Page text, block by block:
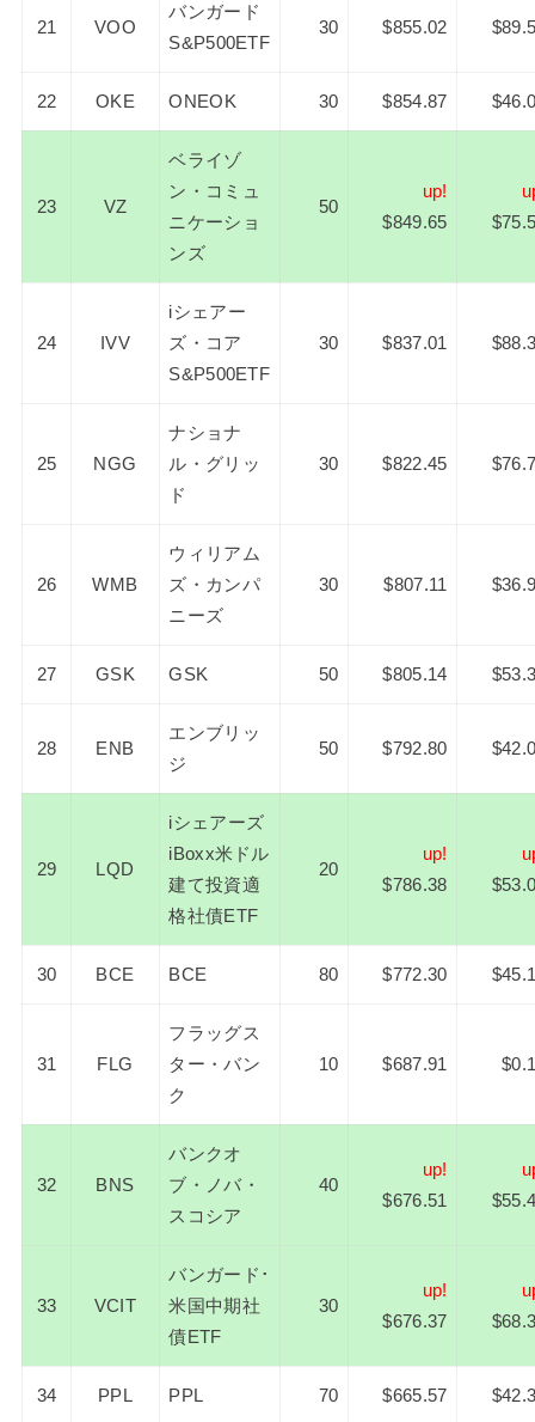
21 VOO
バンガード
S&P500ETF
30 $855.02
22 OKE ONEOK 30 $854.87
23 VZ
ベライゾ
ン・コミュ
ニケーショ
ンズ
50
up!
$849.65
24 IVV
iシェアー
ズ・コア
S&P500ETF
30 $837.01
25 NGG
ナショナ
ル・グリッ
ド
30 $822.45
26 WMB
ウィリアム
ズ・カンパ
ニーズ
30 $807.11
27 GSK GSK 50 $805.14
28 ENB
エンブリッ
ジ
50 $792.80
29 LQD
iシェアーズ
iBoxx米ドル
建て投資適
格社債ETF
20
up!
$786.38
30 BCE BCE 80 $772.30
31 FLG
フラッグス
ター・バン
ク
10 $687.91
32 BNS
バンクオ
ブ・ノバ・
スコシア
40
up!
$676.51
33 VCIT
バンガード･
米国中期社
債ETF
30
up!
$676.37
34 PPL PPL 70 $665.57